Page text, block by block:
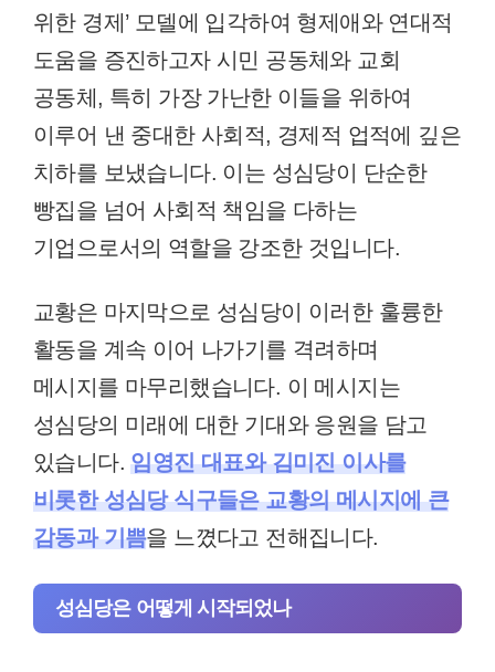
위한 경제’ 모델에 입각하여 형제애와 연대적
도움을 증진하고자 시민 공동체와 교회
공동체, 특히 가장 가난한 이들을 위하여
이루어 낸 중대한 사회적, 경제적 업적에 깊은
치하를 보냈습니다. 이는 성심당이 단순한
빵집을 넘어 사회적 책임을 다하는
기업으로서의 역할을 강조한 것입니다.
교황은 마지막으로 성심당이 이러한 훌륭한
활동을 계속 이어 나가기를 격려하며
메시지를 마무리했습니다. 이 메시지는
성심당의 미래에 대한 기대와 응원을 담고
있습니다.임영진 대표와 김미진 이사를
비롯한 성심당 식구들은 교황의 메시지에 큰
감동과 기쁨을 느꼈다고 전해집니다.
성심당은 어떻게 시작되었나